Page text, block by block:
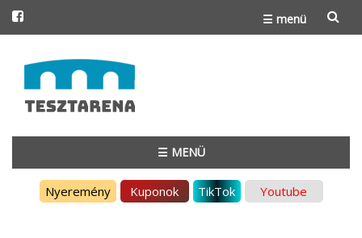
☰ menü
to
content
☰ MENÜ
Nyeremény Kuponok TikTok Youtube